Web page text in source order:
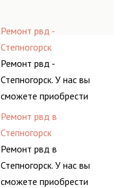
Ремонт рвд -
Степногорск
Ремонт рвд -
Степногорск. У нас вы
сможете приобрести
рукав с разными
фитингами и
комплектующими,
АДЫМ Инжиниринг
предлагает ремонт
Ремонт рвд в
Степногорск
Ремонт рвд в
Степногорск. У нас вы
сможете приобрести